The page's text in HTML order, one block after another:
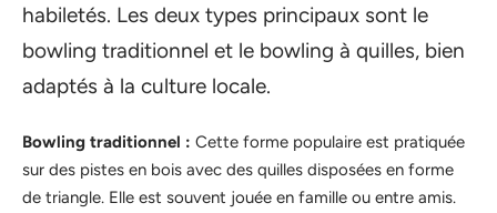
habiletés. Les deux types principaux sont le
bowling traditionnel et le bowling à quilles, bien
adaptés à la culture locale.
Bowling traditionnel : Cette forme populaire est pratiquée
sur des pistes en bois avec des quilles disposées en forme
de triangle. Elle est souvent jouée en famille ou entre amis.